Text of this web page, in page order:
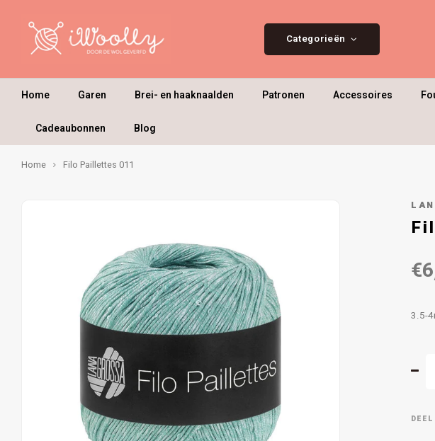
Categorieën
Home Garen Brei- en haaknaalden Patronen Accessoires
Cadeaubonnen Blog
Home Filo Paillettes 011
3.5-